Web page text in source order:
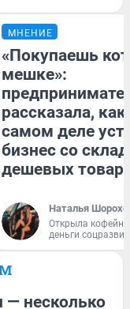
МНЕНИЕ
«Покупаешь
мешке»:
рассказала, как
самом деле
бизнес со
дешевых
Наталья
Открыла
деньги
— несколько